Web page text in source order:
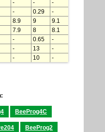
- -
-
- 0.29
-
8.9 9
9.1
7.9 8
8.1
- 0.65
-
- 13
-
- 10 -
BeeProg4C
BeeProg2